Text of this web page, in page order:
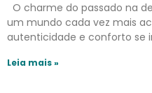
O charme do passado na
um mundo cada vez mais
autenticidade e conforto se
Leia mais »